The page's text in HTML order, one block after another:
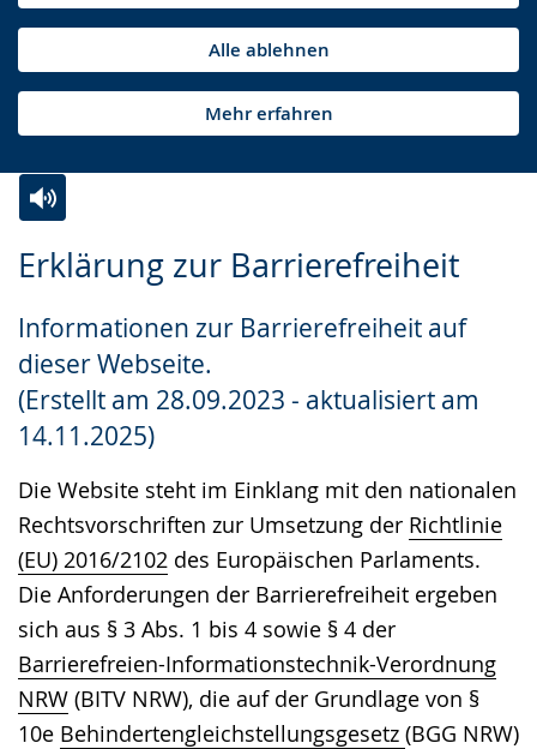
Alle ablehnen
Mehr erfahren
Erklärung zur Barrierefreiheit
Informationen zur Barrierefreiheit auf
dieser Webseite.
(Erstellt am 28.09.2023 - aktualisiert am
14.11.2025)
Die Website steht im Einklang mit den nationalen
Rechtsvorschriften zur Umsetzung der Richtlinie
(EU) 2016/2102 des Europäischen Parlaments.
Die Anforderungen der Barrierefreiheit ergeben
sich aus § 3 Abs. 1 bis 4 sowie § 4 der
Barrierefreien-Informationstechnik-Verordnung
NRW (BITV NRW), die auf der Grundlage von §
10e Behindertengleichstellungsgesetz (BGG NRW)
Leichten
wechseln.
Audio-
Video
Deutscher
Gebärdensprache
wird
angezeigt.